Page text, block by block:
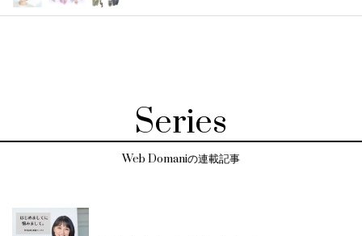
Series
Web Domaniの連載記事